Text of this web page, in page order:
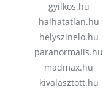
gyilkos.hu
halhatatlan.hu
helyszinelo.hu
paranormalis.hu
madmax.hu
kivalasztott.hu